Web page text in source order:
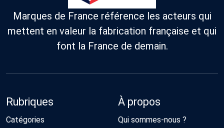
Marques de France référence les acteurs qui
mettent en valeur la fabrication française et qui
font la France de demain.
Rubriques
Catégories
À propos
Qui sommes-nous ?